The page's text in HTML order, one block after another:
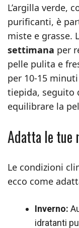
L’argilla verde,
purificanti, è
miste e grasse.
settimana per
pelle pulita e
per 10-15
tiepida, seguito
equilibrare la
Adatta le tue
Le condizioni
ecco come
Inverno:
idratanti